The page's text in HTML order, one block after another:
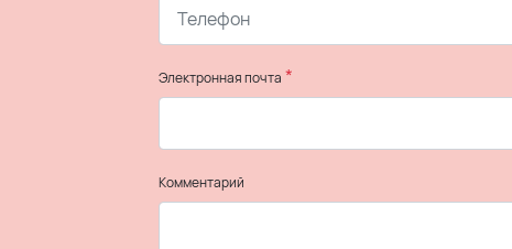
Электронная почта *
Комментарий